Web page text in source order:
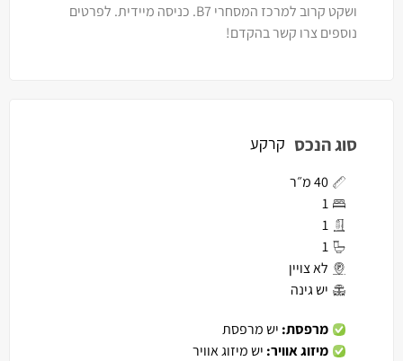
ושקט קרוב למרכז המסחרי B7. כניסה מיידית. לפרטים
נוספים צרו קשר בהקדם!
סוג הנכס קרקע
40 מ״ר
1
1
1
לא צויין
יש גינה
מרפסת: יש מרפסת
מיזוג אוויר: יש מיזוג אוויר